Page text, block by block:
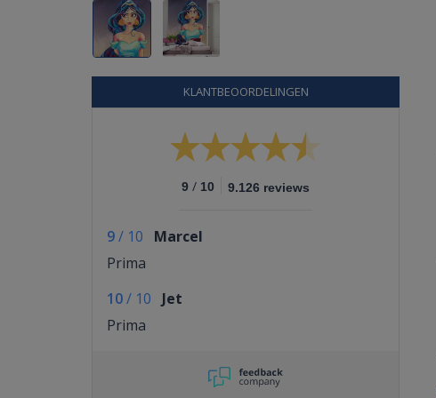
KLANTBEOORDELINGEN
9 / 10 9.126 reviews
9/ 10
Marcel
Prima
10/ 10
Jet
Prima